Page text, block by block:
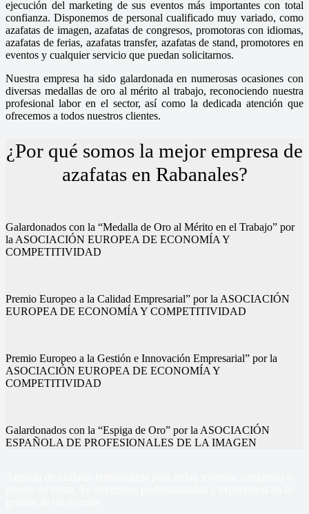
ejecución del marketing de sus eventos más importantes con total
confianza. Disponemos de personal cualificado muy variado, como
azafatas de imagen, azafatas de congresos, promotoras con idiomas,
azafatas de ferias, azafatas transfer, azafatas de stand, promotores en
eventos y cualquier servicio que puedan solicitarnos.
Nuestra empresa ha sido galardonada en numerosas ocasiones con
diversas medallas de oro al mérito al trabajo, reconociendo nuestra
profesional labor en el sector, así como la dedicada atención que
ofrecemos a todos nuestros clientes.
¿Por qué somos la mejor empresa de
azafatas en Rabanales?
Galardonados con la “Medalla de Oro al Mérito en el Trabajo” por
la ASOCIACIÓN EUROPEA DE ECONOMÍA Y
COMPETITIVIDAD
Premio Europeo a la Calidad Empresarial” por la ASOCIACIÓN
EUROPEA DE ECONOMÍA Y COMPETITIVIDAD
Premio Europeo a la Gestión e Innovación Empresarial” por la
ASOCIACIÓN EUROPEA DE ECONOMÍA Y
COMPETITIVIDAD
Galardonados con la “Espiga de Oro” por la ASOCIACIÓN
ESPAÑOLA DE PROFESIONALES DE LA IMAGEN